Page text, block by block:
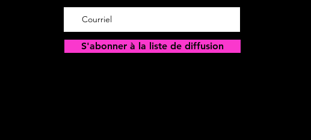
S'abonner à la liste de diffusion